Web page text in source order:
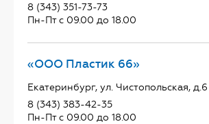
8 (343) 351-73-73
Пн-Пт с 09.00 до 18.00
«ООО Пластик 66»
Екатеринбург, ул. Чистопольская,
8 (343) 383-42-35
Пн-Пт с 09.00 до 18.00